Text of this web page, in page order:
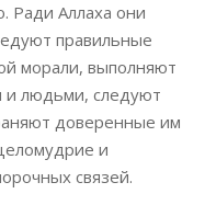
Ради Аллаха они
правильные
морали, выполняют
и людьми, следуют
доверенные им
и
связей.